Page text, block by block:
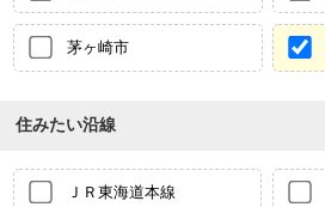
茅ヶ崎市
住みたい沿線
ＪＲ東海道本線